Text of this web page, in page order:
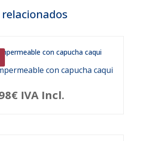
con capucha caqui
€ElIVA Incl.